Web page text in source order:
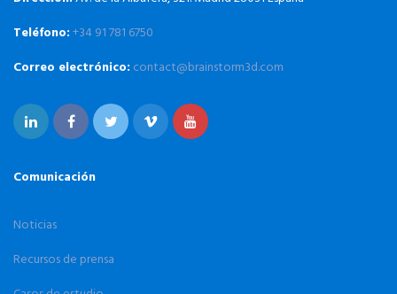
Teléfono:+34 91 781 6750
Correo electrónico: contact@brainstorm3d.com
Comunicación
Noticias
Recursos de prensa